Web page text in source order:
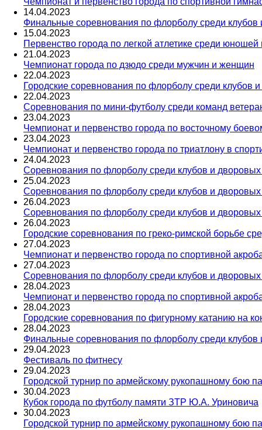
14.04.2023
Финальные соревнования по флорболу среди клубов
15.04.2023
Первенство города по легкой атлетике среди
21.04.2023
Чемпионат города по дзюдо среди мужчин и женщин
22.04.2023
Городские соревнования по флорболу среди клубов
22.04.2023
Соревнования по мини-футболу среди команд
23.04.2023
Чемпионат и первенство города по восточному
23.04.2023
Чемпионат и первенство города по триатлону в
24.04.2023
Соревнования по флорболу среди клубов и дворовых
25.04.2023
Соревнования по флорболу среди клубов и дворовых
26.04.2023
Соревнования по флорболу среди клубов и дворовых
26.04.2023
Городские соревнования по греко-римской борьбе
27.04.2023
Чемпионат и первенство города по спортивной
27.04.2023
Соревнования по флорболу среди клубов и дворовых
28.04.2023
Чемпионат и первенство города по спортивной
28.04.2023
Городские соревнования по фигурному катанию на
28.04.2023
Финальные соревнования по флорболу среди клубов
29.04.2023
Фестиваль по фитнесу
29.04.2023
Городской турнир по армейскому рукопашному бою
30.04.2023
Кубок города по футболу памяти ЗТР Ю.А. Уриновича
30.04.2023
Городской турнир по армейскому рукопашному бою